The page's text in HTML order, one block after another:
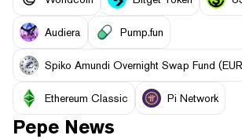
Audiera Pump.fun
Spiko Amundi Overnight Swap Fund
Ethereum Classic Pi Network
Pepe News